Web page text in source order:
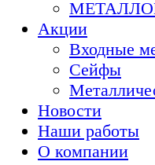
Акции
Входные
Сейфы
Новости
Наши работы
О компании